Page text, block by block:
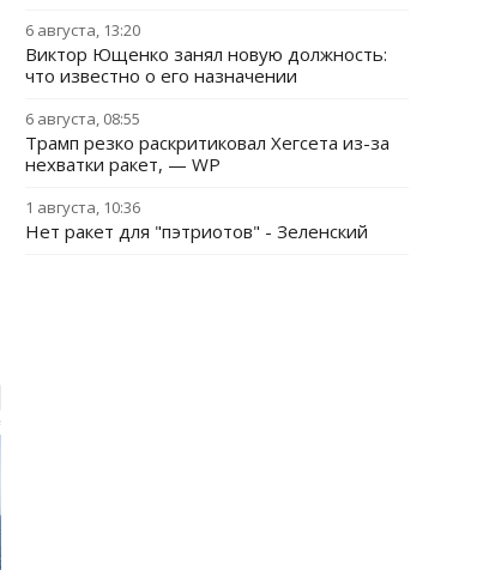
6 августа, 13:20
Виктор Ющенко занял новую должность:
что известно о его назначении
6 августа, 08:55
Трамп резко раскритиковал Хегсета из-за
нехватки ракет, — WP
1 августа, 10:36
Нет ракет для "пэтриотов" - Зеленский